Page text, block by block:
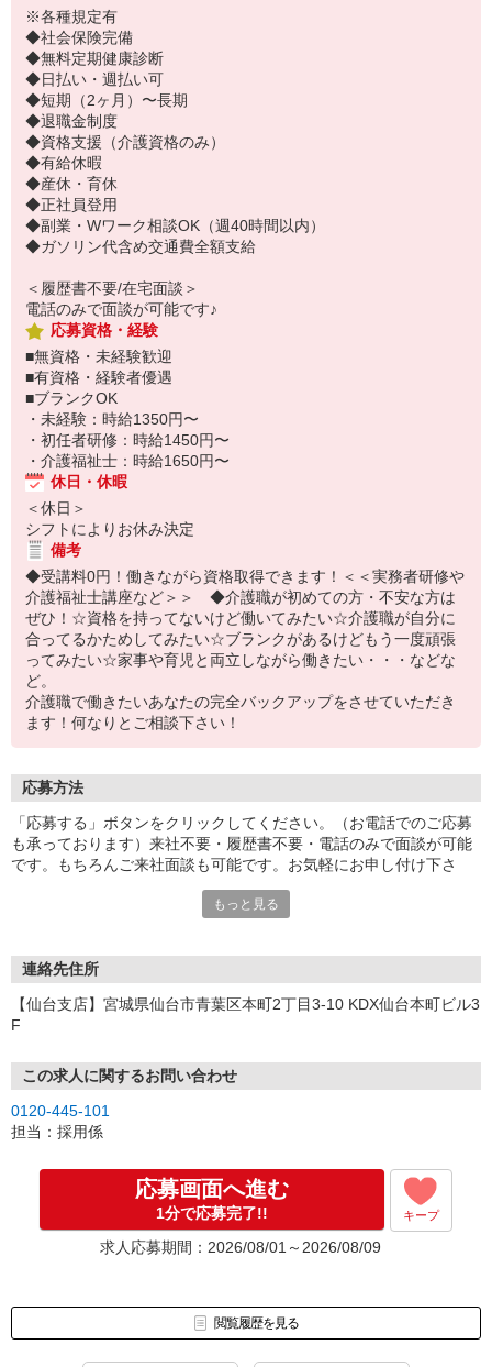
※各種規定有
◆社会保険完備
◆無料定期健康診断
◆日払い・週払い可
◆短期（2ヶ月）〜長期
◆退職金制度
◆資格支援（介護資格のみ）
◆有給休暇
◆産休・育休
◆正社員登用
◆副業・Wワーク相談OK（週40時間以内）
◆ガソリン代含め交通費全額支給
＜履歴書不要/在宅面談＞
電話のみで面談が可能です♪
応募資格・経験
■無資格・未経験歓迎
■有資格・経験者優遇
■ブランクOK
・未経験：時給1350円〜
・初任者研修：時給1450円〜
・介護福祉士：時給1650円〜
休日・休暇
＜休日＞
シフトによりお休み決定
備考
◆受講料0円！働きながら資格取得できます！＜＜実務者研修や
介護福祉士講座など＞＞ ◆介護職が初めての方・不安な方は
ぜひ！☆資格を持ってないけど働いてみたい☆介護職が自分に
合ってるかためしてみたい☆ブランクがあるけどもう一度頑張
ってみたい☆家事や育児と両立しながら働きたい・・・などな
ど。
介護職で働きたいあなたの完全バックアップをさせていただき
ます！何なりとご相談下さい！
応募方法
「応募する」ボタンをクリックしてください。（お電話でのご応募
も承っております）来社不要・履歴書不要・電話のみで面談が可能
です。もちろんご来社面談も可能です。お気軽にお申し付け下さ
もっと見る
連絡先住所
【仙台支店】宮城県仙台市青葉区本町2丁目3-10 KDX仙台本町ビル3
F
この求人に関するお問い合わせ
0120-445-101
担当：採用係
応募画面へ進む
1分で応募完了!! キープ
求人応募期間：2026/08/01～2026/08/09
閲覧履歴を見る